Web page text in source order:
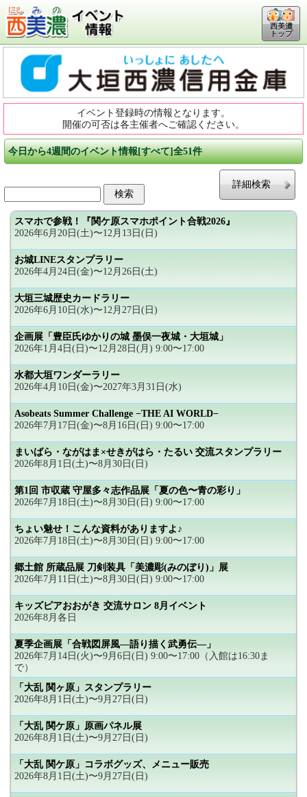
西美濃
トップ
イベント登録時の情報となります。
開催の可否は各主催者へご確認ください。
今日から4週間のイベント情報[すべて]全51件
詳細検索
スマホで参戦！『関ケ原スマホポイント合戦2026』
2026年6月20日(土)〜12月13日(日)
お城LINEスタンプラリー
2026年4月24日(金)〜12月26日(土)
大垣三城歴史カードラリー
2026年6月10日(水)〜12月27日(日)
企画展「豊臣氏ゆかりの城 墨俣一夜城・大垣城」
2026年1月4日(日)〜12月28日(月) 9:00〜17:00
水都大垣ワンダーラリー
2026年4月10日(金)〜2027年3月31日(水)
Asobeats Summer Challenge −THE AI WORLD−
2026年7月17日(金)〜8月16日(日) 9:00〜17:00
まいばら・ながはま×せきがはら・たるい 交流スタンプラリー
2026年8月1日(土)〜8月30日(日)
第1回 市収蔵 守屋多々志作品展「夏の色〜青の彩り」
2026年7月18日(土)〜8月30日(日) 9:00〜17:00
ちょい魅せ！こんな資料がありますよ♪
2026年7月18日(土)〜8月30日(日) 9:00〜17:00
郷土館 所蔵品展 刀剣装具「美濃彫(みのぼり)」展
2026年7月11日(土)〜8月30日(日) 9:00〜17:00
キッズピアおおがき 交流サロン 8月イベント
2026年8月各日
夏季企画展「合戦図屏風―語り描く武勇伝―」
2026年7月14日(火)〜9月6日(日) 9:00〜17:00（入館は16:30ま
で）
「大乱 関ヶ原」スタンプラリー
2026年8月1日(土)〜9月27日(日)
「大乱 関ケ原」原画パネル展
2026年8月1日(土)〜9月27日(日)
「大乱 関ケ原」コラボグッズ、メニュー販売
2026年8月1日(土)〜9月27日(日)